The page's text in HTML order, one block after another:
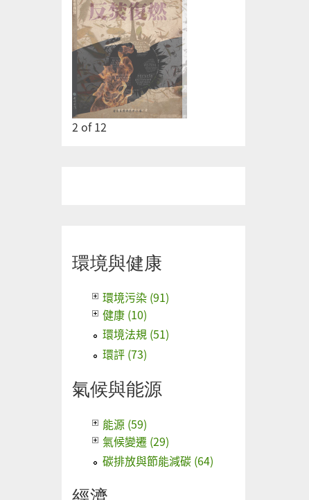
2 of12
環境與健康
環境污染 (91)
健康 (10)
環境法規 (51)
環評 (73)
氣候與能源
能源 (59)
氣候變遷 (29)
碳排放與節能減碳 (64)